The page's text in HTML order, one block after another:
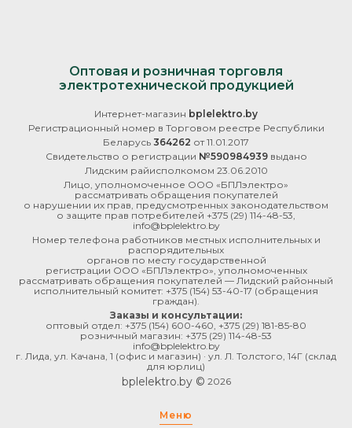
Оптовая и розничная торговля
электротехнической продукцией
Интернет-магазин bplelektro.by
Регистрационный номер в Торговом реестре Республики
Беларусь 364262 от 11.01.2017
Свидетельство о регистрации №590984939выдано
Лидским райисполкомом 23.06.2010
Лицо, уполномоченное ООО «БПЛэлектро»
рассматривать обращения покупателей
о нарушении их прав, предусмотренных законодательством
о защите прав потребителей +375 (29) 114-48-53
info@bplelektro.by
Номер телефона работников местных исполнительных и
распорядительных
органов по месту государственной
регистрации ООО «БПЛэлектро», уполномоченных
рассматривать обращения покупателей — Лидский районный
исполнительный комитет: +375 (154) 53-40-17 (обращения
граждан).
Заказы и консультации:
оптовый отдел: +375 (154) 600-460 +375 (29) 181-85-80
розничный магазин: +375 (29) 114-48-53
info@bplelektro.by
г. Лида, ул. Качана, 1 (офис и магазин) · ул. Л. Толстого, 14Г (склад
для юрлиц)
bplelektro.by © 2026
Меню